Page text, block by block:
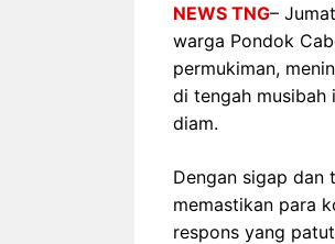
NEWS TNG–
warga Pondok
permukiman,
di tengah musibah
diam.
Dengan sigap dan
memastikan para
respons yang